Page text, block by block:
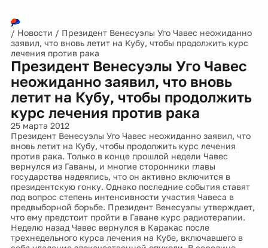
/ Новости / Президент Венесуэлы Уго Чавес неожиданно
заявил, что вновь летит на Кубу, чтобы продолжить курс
лечения против рака
Президент Венесуэлы Уго Чавес
неожиданно заявил, что вновь
летит на Кубу, чтобы продолжить
курс лечения против рака
25 марта 2012
Президент Венесуэлы Уго Чавес неожиданно заявил, что
вновь летит на Кубу, чтобы продолжить курс лечения
против рака. Только в конце прошлой недели Чавес
вернулся из Гаваны, и многие сторонники главы
государства надеялись, что он активно включится в
президентскую гонку. Однако последние события ставят
под вопрос степень интенсивности участия Чавеса в
предвыборной борьбе. Президент Венесуэлы утверждает,
что ему предстоит пройти в Гаване курс радиотерапии.
Неделю назад Чавес вернулся в Каракас после
трехнедельного курса лечения на Кубе, включавшего в